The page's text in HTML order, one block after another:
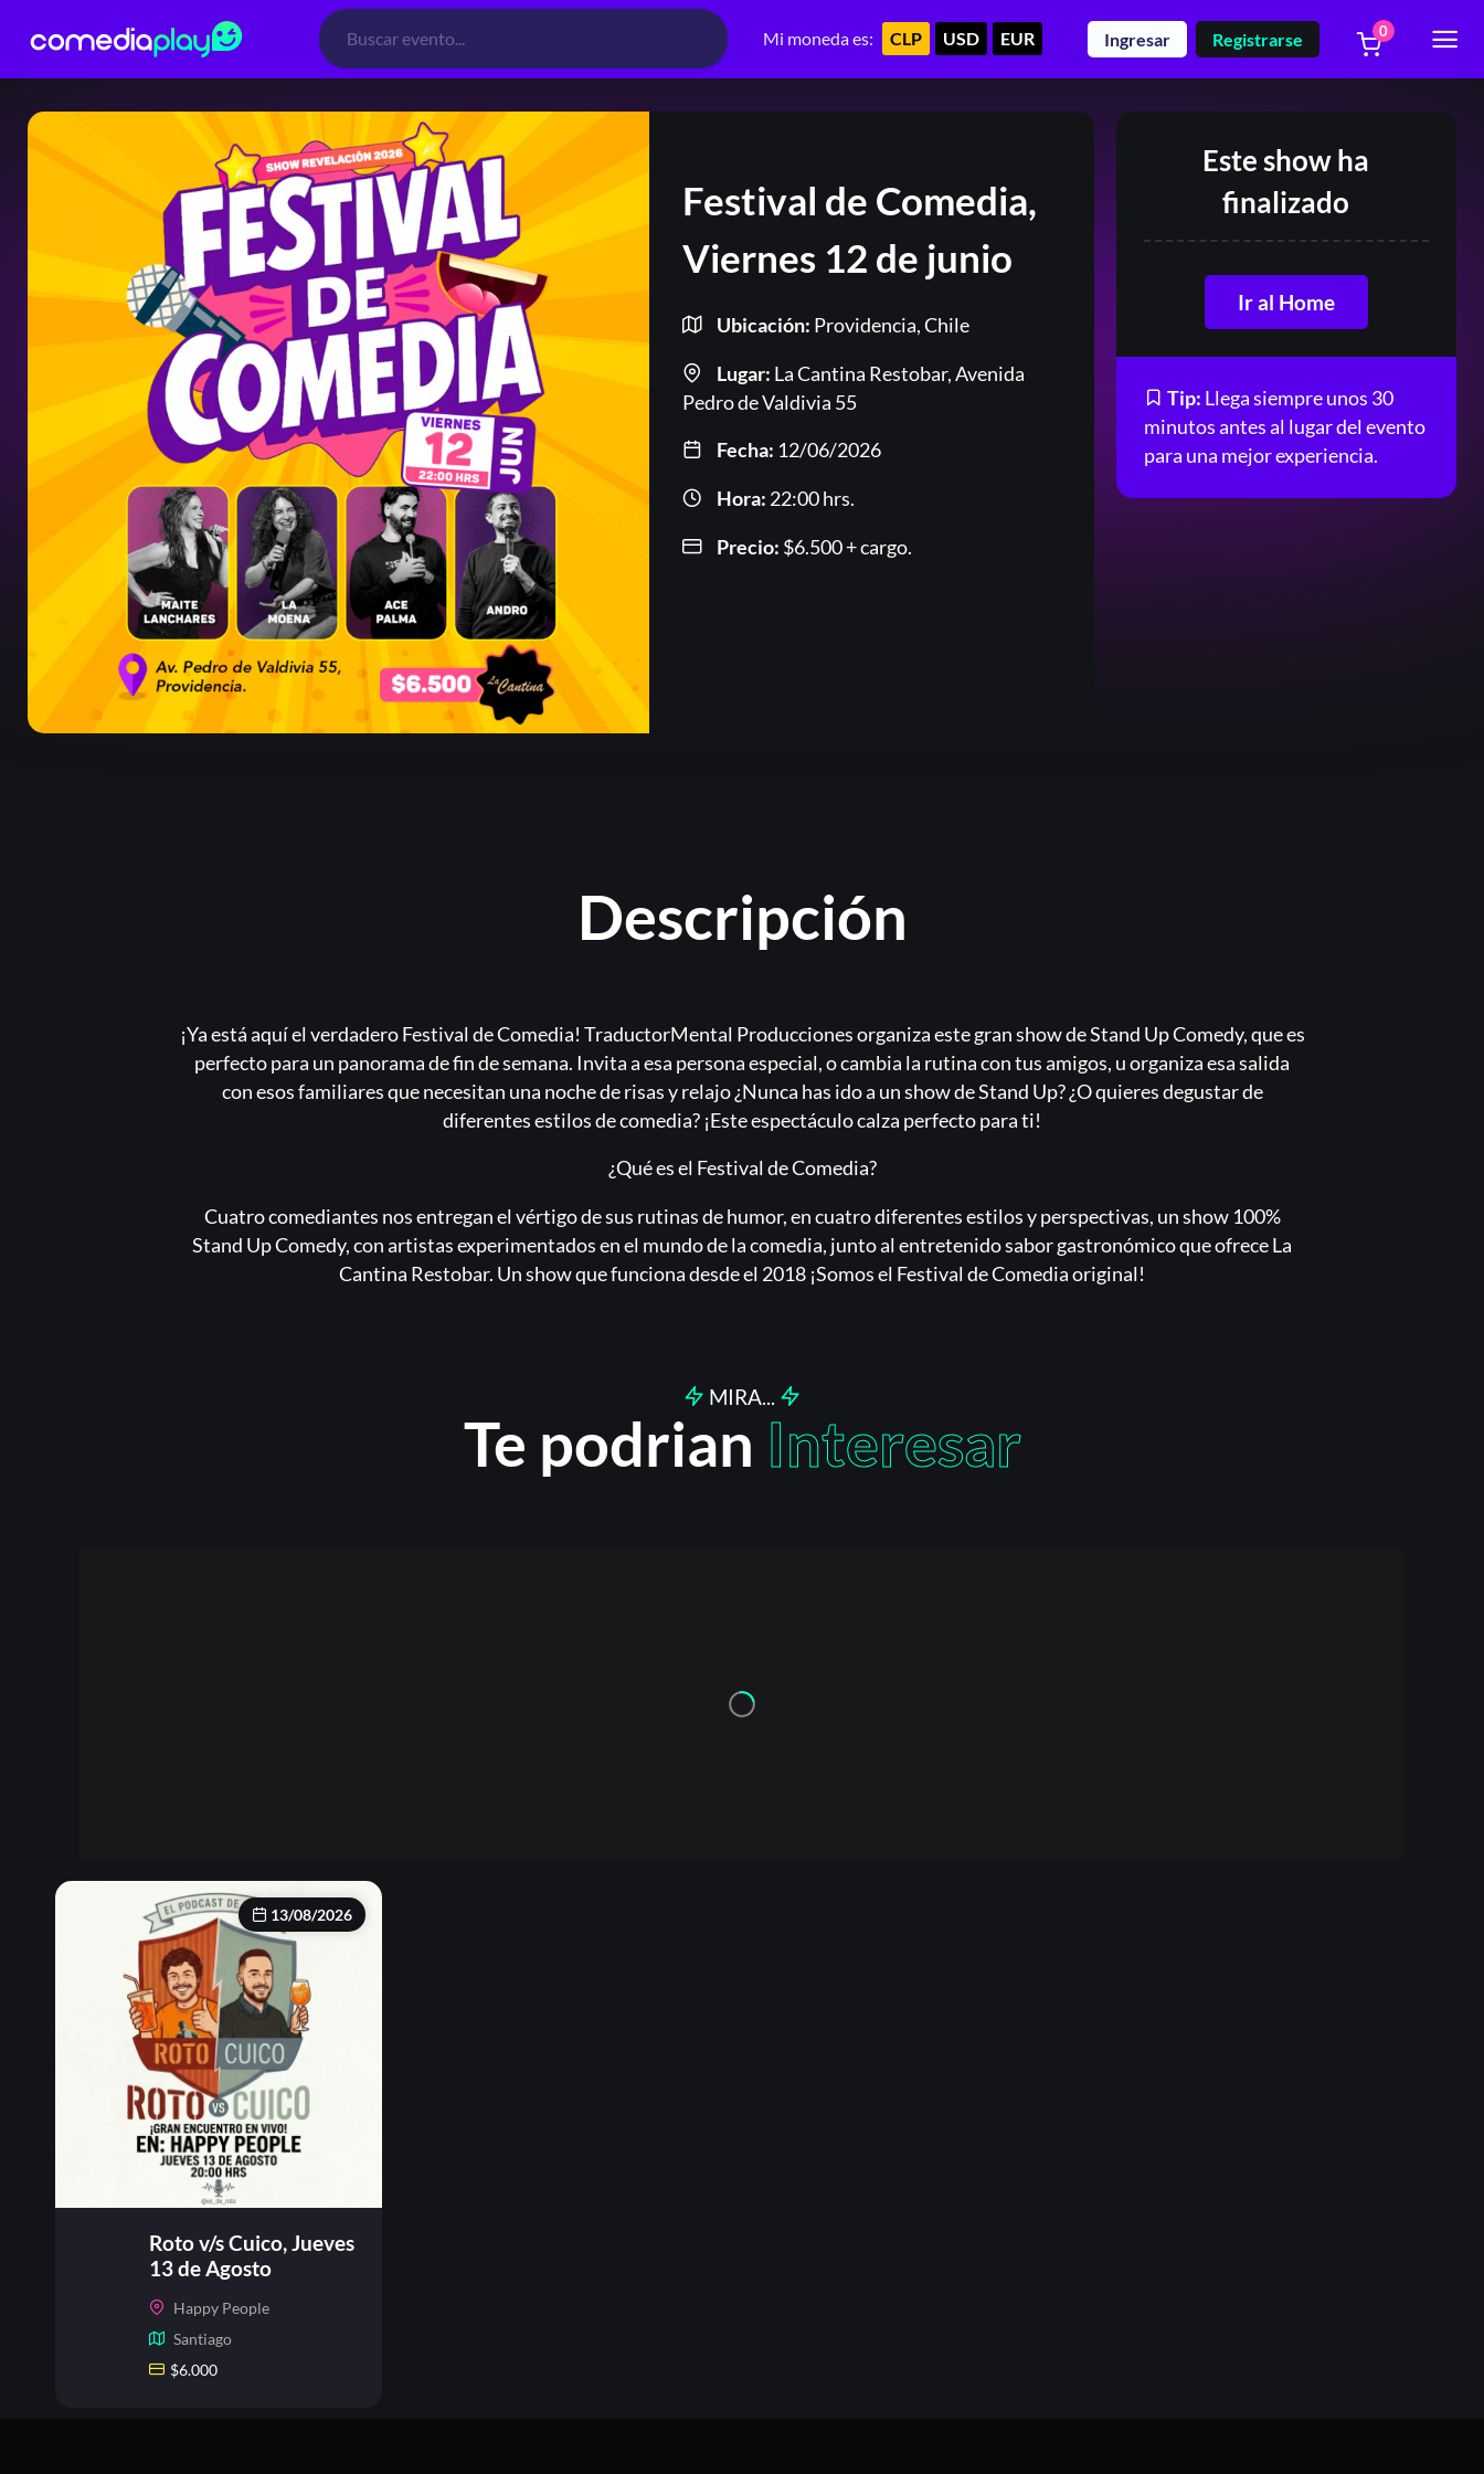
Búsqueda
de
productos
Mi moneda es: CLP USD EUR Ingresar Registrarse 0
Festival de Comedia,
Viernes 12 de junio
Ubicación: Providencia, Chile
Lugar: La Cantina Restobar, Avenida
Pedro de Valdivia 55
Fecha: 12/06/2026
Hora: 22:00 hrs.
Precio: $6.500+ cargo.
Este show ha
finalizado
Ir al Home
Tip: Llega siempre unos 30
minutos antes al lugar del evento
para una mejor experiencia.
Descripción
¡Ya está aquí el verdadero Festival de Comedia! TraductorMental Producciones organiza este gran show de Stand Up Comedy, que es
perfecto para un panorama de fin de semana. Invita a esa persona especial, o cambia la rutina con tus amigos, u organiza esa salida
con esos familiares que necesitan una noche de risas y relajo ¿Nunca has ido a un show de Stand Up? ¿O quieres degustar de
diferentes estilos de comedia? ¡Este espectáculo calza perfecto para ti!
¿Qué es el Festival de Comedia?
Cuatro comediantes nos entregan el vértigo de sus rutinas de humor, en cuatro diferentes estilos y perspectivas, un show 100%
Stand Up Comedy, con artistas experimentados en el mundo de la comedia, junto al entretenido sabor gastronómico que ofrece La
Cantina Restobar. Un show que funciona desde el 2018 ¡Somos el Festival de Comedia original!
MIRA...
Te podrian Interesar
13/08/2026
Roto v/s Cuico, Jueves
13 de Agosto
Happy People
Santiago
$6.000
Acceder
¿Olvidaste la contraseña?
Registrarse